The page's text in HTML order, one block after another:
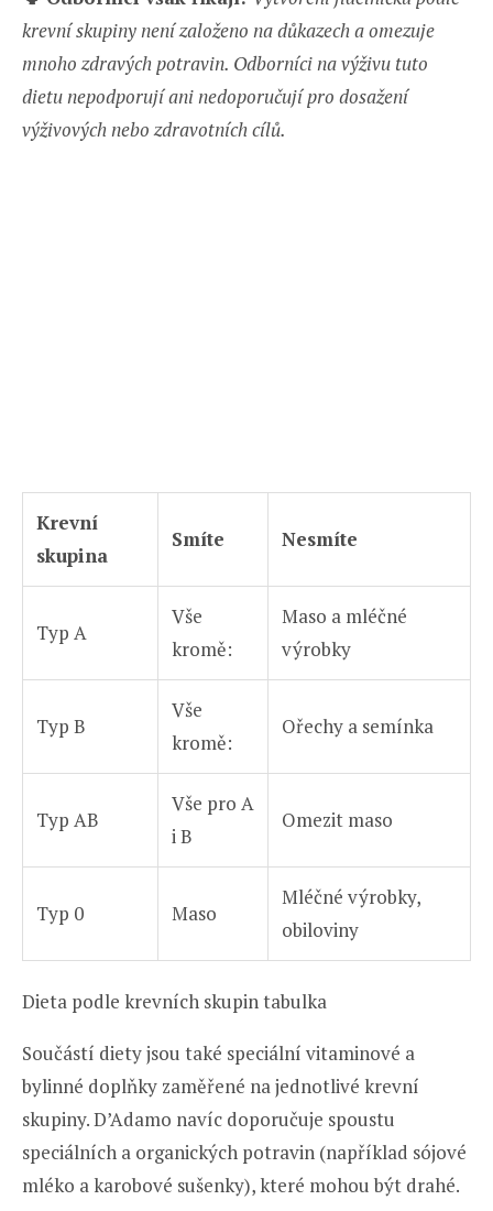
krevní skupiny není založeno na důkazech a omezuje
mnoho zdravých potravin. Odborníci na výživu tuto
dietu nepodporují ani nedoporučují pro dosažení
výživových nebo zdravotních cílů.
Krevní
skupina
Smíte Nesmíte
Typ A
Vše
kromě:
Maso a mléčné
výrobky
Typ B
Vše
kromě:
Ořechy a semínka
Typ AB
Vše pro A
i B
Omezit maso
Typ 0 Maso
Mléčné výrobky,
obiloviny
Dieta podle krevních skupin tabulka
Součástí diety jsou také speciální vitaminové a
bylinné doplňky zaměřené na jednotlivé krevní
skupiny. D’Adamo navíc doporučuje spoustu
speciálních a organických potravin (například sójové
mléko a karobové sušenky), které mohou být drahé.